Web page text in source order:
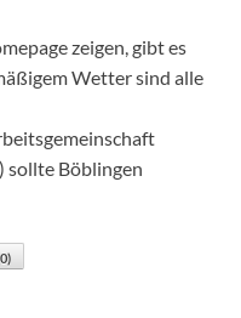
zeigen, gibt es
Wetter sind alle
sollte Böblingen
0)